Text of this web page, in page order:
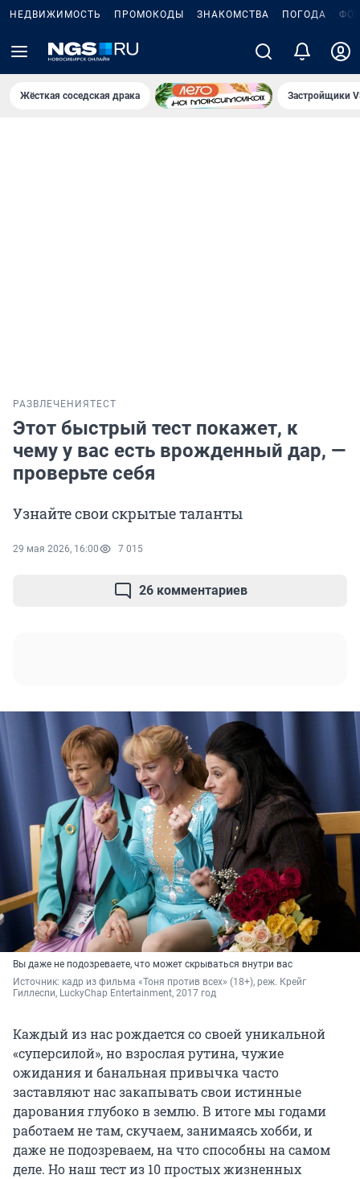
НЕДВИЖИМОСТЬ ПРОМОКОДЫ ЗНАКОМСТВА ПОГОДА
Жёсткая соседская драка Застройщики
РАЗВЛЕЧЕНИЯ ТЕСТ
Этот быстрый тест покажет, к
чему у вас есть врожденный дар, —
проверьте себя
Узнайте свои скрытые таланты
29 мая 2026, 16:00 7 015
26 комментариев
Вы даже не подозреваете, что может скрываться внутри вас
Источник: кадр из фильма «Тоня против всех» (18+), реж. Крейг
Гиллеспи, LuckyChap Entertainment, 2017 год
Каждый из нас рождается со своей уникальной
«суперсилой», но взрослая рутина, чужие
ожидания и банальная привычка часто
заставляют нас закапывать свои истинные
дарования глубоко в землю. В итоге мы годами
работаем не там, скучаем, занимаясь хобби, и
даже не подозреваем, на что способны на самом
деле. Но наш тест из 10 простых жизненных